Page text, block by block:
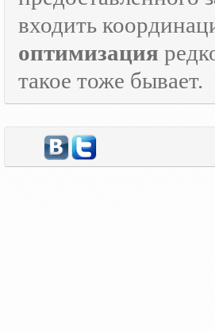
входить
оптимизация
такое тоже бывает.